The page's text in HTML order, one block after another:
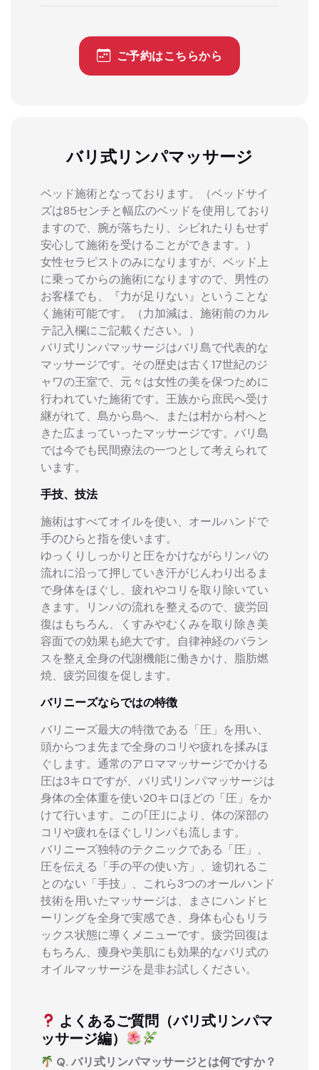
ご予約はこちらから
バリ式リンパマッサージ
ベッド施術となっております。（ベッドサイ
ズは85センチと幅広のベッドを使用しており
ますので、腕が落ちたり、シビれたりもせず
安心して施術を受けることができます。）
女性セラピストのみになりますが、ベッド上
に乗ってからの施術になりますので、男性の
お客様でも、『力が足りない』ということな
く施術可能です。（力加減は、施術前のカル
テ記入欄にご記載ください。）
バリ式リンパマッサージはバリ島で代表的な
マッサージです。その歴史は古く17世紀のジ
ャワの王室で、元々は女性の美を保つために
行われていた施術です。王族から庶民へ受け
継がれて、島から島へ、または村から村へと
きた広まっていったマッサージです。バリ島
では今でも民間療法の一つとして考えられて
います。
手技、技法
施術はすべてオイルを使い、オールハンドで
手のひらと指を使います。
ゆっくりしっかりと圧をかけながらリンパの
流れに沿って押していき汗がじんわり出るま
で身体をほぐし、疲れやコリを取り除いてい
きます。リンパの流れを整えるので、疲労回
復はもちろん、くすみやむくみを取り除き美
容面での効果も絶大です。自律神経のバラン
スを整え全身の代謝機能に働きかけ、脂肪燃
焼、疲労回復を促します。
バリニーズならではの特徴
バリニーズ最大の特徴である「圧」を用い、
頭からつま先まで全身のコリや疲れを揉みほ
ぐします。通常のアロママッサージでかける
圧は3キロですが、バリ式リンパマッサージは
身体の全体重を使い20キロほどの「圧」をか
けて行います。この｢圧｣により、体の深部の
コリや疲れをほぐしリンパも流します。
バリニーズ独特のテクニックである「圧」、
圧を伝える「手の平の使い方」、途切れるこ
とのない「手技」、これら3つのオールハンド
技術を用いたマッサージは、まさにハンドヒ
ーリングを全身で実感でき、身体も心もリラ
ックス状態に導くメニューです。疲労回復は
もちろん、痩身や美肌にも効果的なバリ式の
オイルマッサージを是非お試しください。
よくあるご質問（バリ式リンパマ
ッサージ編）
Q. バリ式リンパマッサージとは何ですか？